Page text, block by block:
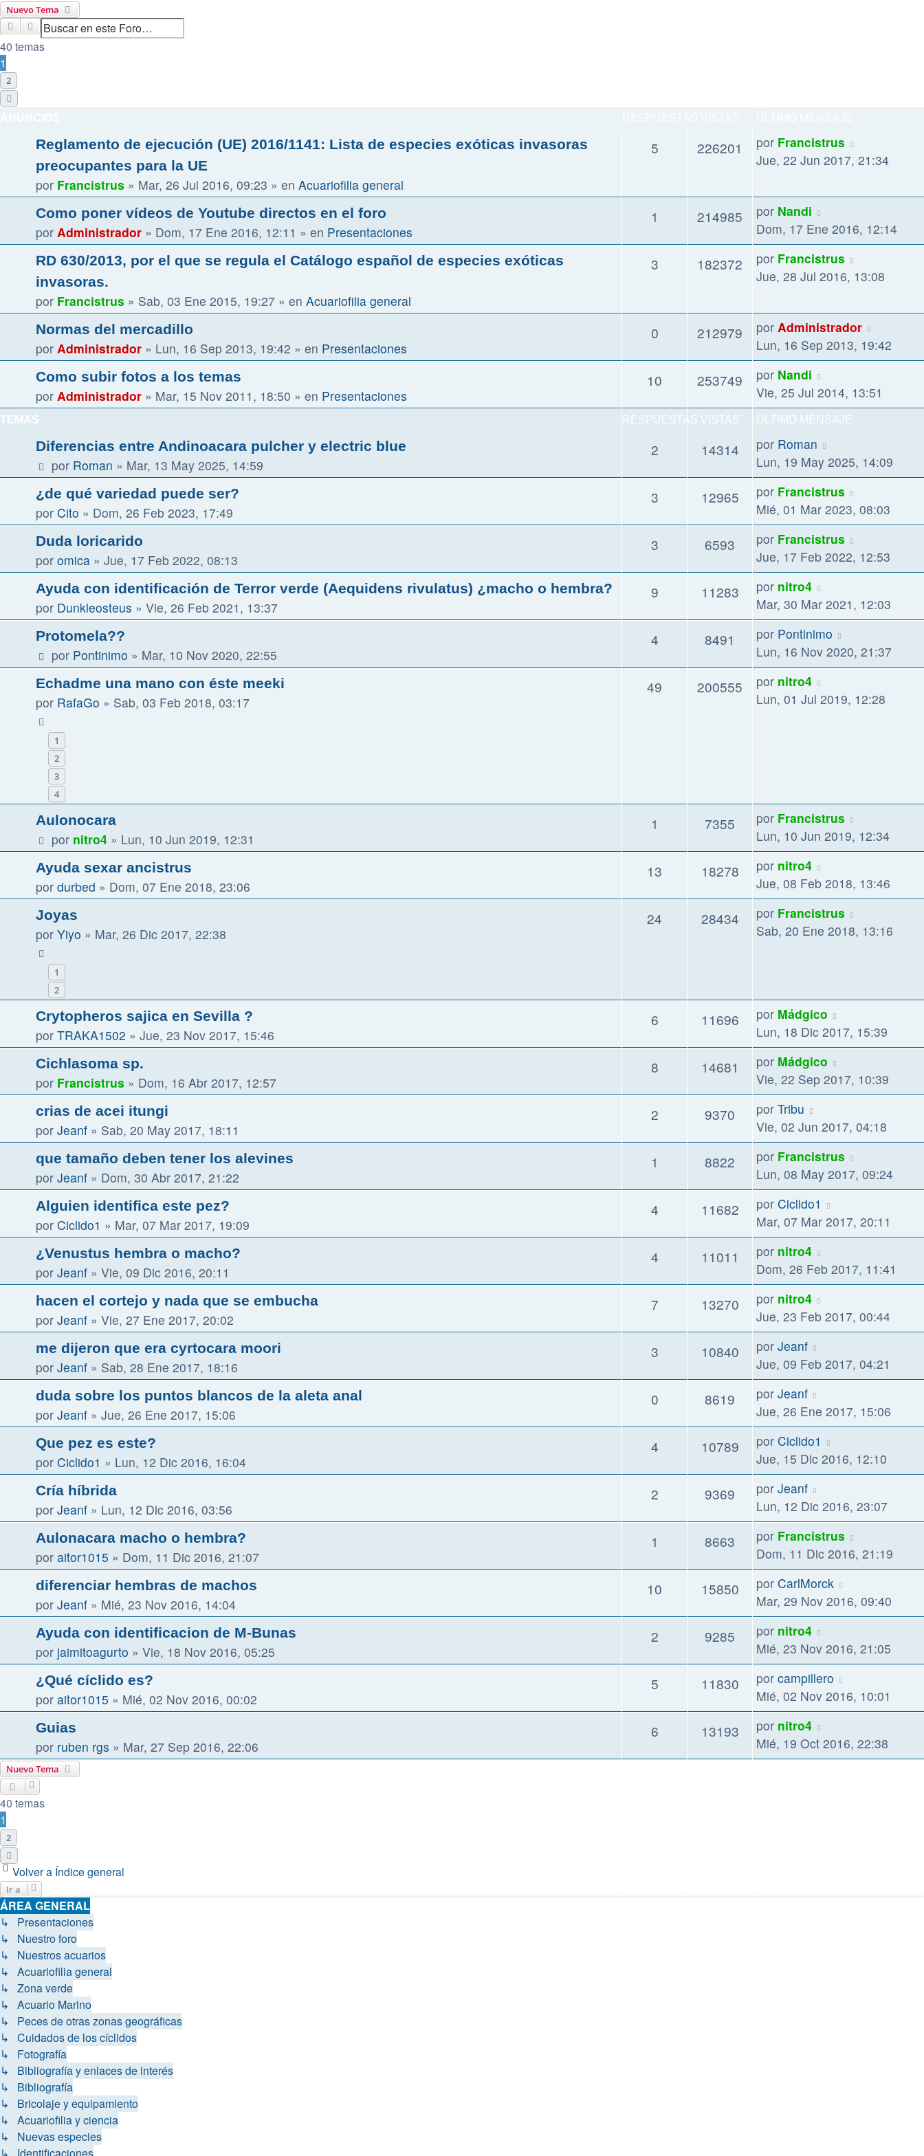
Nuevo Tema
BuscarBúsqueda avanzada
40 temas
1
2
Reglamento de ejecución (UE) 2016/1141: Lista de especies exóticas invasoras
preocupantes para la UE
por Francistrus » Mar, 26 Jul 2016, 09:23 » en Acuariofilia general
5 226201 por Francistrus
Jue, 22 Jun 2017, 21:34
Como poner vídeos de Youtube directos en el foro
por Administrador » Dom, 17 Ene 2016, 12:11 » en Presentaciones
1 214985 por Nandi
Dom, 17 Ene 2016, 12:14
RD 630/2013, por el que se regula el Catálogo español de especies exóticas
invasoras.
por Francistrus » Sab, 03 Ene 2015, 19:27 » en Acuariofilia general
3 182372 por Francistrus
Jue, 28 Jul 2016, 13:08
Normas del mercadillo
por Administrador » Lun, 16 Sep 2013, 19:42 » en Presentaciones
0 212979 por Administrador
Lun, 16 Sep 2013, 19:42
Como subir fotos a los temas
por Administrador » Mar, 15 Nov 2011, 18:50 » en Presentaciones
10 253749 por Nandi
Vie, 25 Jul 2014, 13:51
TEMAS RESPUESTAS VISTAS ÚLTIMO MENSAJE
Diferencias entre Andinoacara pulcher y electric blue
por Roman » Mar, 13 May 2025, 14:59
2 14314 por Roman
Lun, 19 May 2025, 14:09
¿de qué variedad puede ser?
por Cito » Dom, 26 Feb 2023, 17:49
3 12965 por Francistrus
Mié, 01 Mar 2023, 08:03
Duda loricarido
por omica » Jue, 17 Feb 2022, 08:13
3 6593 por Francistrus
Jue, 17 Feb 2022, 12:53
Ayuda con identificación de Terror verde (Aequidens rivulatus) ¿macho o hembra?
por Dunkleosteus » Vie, 26 Feb 2021, 13:37
9 11283 por nitro4
Mar, 30 Mar 2021, 12:03
Protomela??
por Pontinimo » Mar, 10 Nov 2020, 22:55
4 8491 por Pontinimo
Lun, 16 Nov 2020, 21:37
Echadme una mano con éste meeki
por RafaGo » Sab, 03 Feb 2018, 03:17
1
2
3
4
49 200555 por nitro4
Lun, 01 Jul 2019, 12:28
Aulonocara
por nitro4 » Lun, 10 Jun 2019, 12:31
1 7355 por Francistrus
Lun, 10 Jun 2019, 12:34
Ayuda sexar ancistrus
por durbed » Dom, 07 Ene 2018, 23:06
13 18278 por nitro4
Jue, 08 Feb 2018, 13:46
Joyas
por Yiyo » Mar, 26 Dic 2017, 22:38
1
2
24 28434 por Francistrus
Sab, 20 Ene 2018, 13:16
Crytopheros sajica en Sevilla ?
por TRAKA1502 » Jue, 23 Nov 2017, 15:46
6 11696 por Mádgico
Lun, 18 Dic 2017, 15:39
Cichlasoma sp.
por Francistrus » Dom, 16 Abr 2017, 12:57
8 14681 por Mádgico
Vie, 22 Sep 2017, 10:39
crias de acei itungi
por Jeanf » Sab, 20 May 2017, 18:11
2 9370 por Tribu
Vie, 02 Jun 2017, 04:18
que tamaño deben tener los alevines
por Jeanf » Dom, 30 Abr 2017, 21:22
1 8822 por Francistrus
Lun, 08 May 2017, 09:24
Alguien identifica este pez?
por Ciclido1 » Mar, 07 Mar 2017, 19:09
4 11682 por Ciclido1
Mar, 07 Mar 2017, 20:11
¿Venustus hembra o macho?
por Jeanf » Vie, 09 Dic 2016, 20:11
4 11011 por nitro4
Dom, 26 Feb 2017, 11:41
hacen el cortejo y nada que se embucha
por Jeanf » Vie, 27 Ene 2017, 20:02
7 13270 por nitro4
Jue, 23 Feb 2017, 00:44
me dijeron que era cyrtocara moori
por Jeanf » Sab, 28 Ene 2017, 18:16
3 10840 por Jeanf
Jue, 09 Feb 2017, 04:21
duda sobre los puntos blancos de la aleta anal
por Jeanf » Jue, 26 Ene 2017, 15:06
0 8619 por Jeanf
Jue, 26 Ene 2017, 15:06
Que pez es este?
por Ciclido1 » Lun, 12 Dic 2016, 16:04
4 10789 por Ciclido1
Jue, 15 Dic 2016, 12:10
Cría híbrida
por Jeanf » Lun, 12 Dic 2016, 03:56
2 9369 por Jeanf
Lun, 12 Dic 2016, 23:07
Aulonacara macho o hembra?
por aitor1015 » Dom, 11 Dic 2016, 21:07
1 8663 por Francistrus
Dom, 11 Dic 2016, 21:19
diferenciar hembras de machos
por Jeanf » Mié, 23 Nov 2016, 14:04
10 15850 por CarlMorck
Mar, 29 Nov 2016, 09:40
Ayuda con identificacion de M-Bunas
por jaimitoagurto » Vie, 18 Nov 2016, 05:25
2 9285 por nitro4
Mié, 23 Nov 2016, 21:05
¿Qué cíclido es?
por aitor1015 » Mié, 02 Nov 2016, 00:02
5 11830 por campillero
Mié, 02 Nov 2016, 10:01
Guias
por ruben rgs » Mar, 27 Sep 2016, 22:06
6 13193 por nitro4
Mié, 19 Oct 2016, 22:38
Nuevo Tema
40 temas
1
2
Volver a Índice general
Ir a
ÁREA GENERAL
↳ Presentaciones
↳ Nuestro foro
↳ Nuestros acuarios
↳ Acuariofilia general
↳ Zona verde
↳ Acuario Marino
↳ Peces de otras zonas geográficas
↳ Cuidados de los cíclidos
↳ Fotografía
↳ Bibliografía y enlaces de interés
↳ Bibliografía
↳ Bricolaje y equipamiento
↳ Acuariofilia y ciencia
↳ Nuevas especies